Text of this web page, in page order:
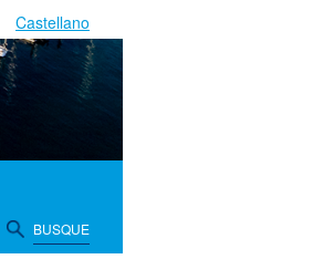
Castellano
BUSQUE